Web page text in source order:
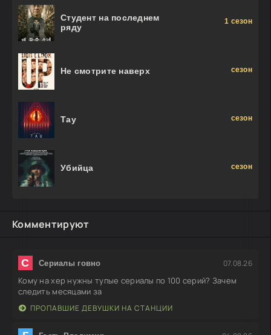
Студент на последнем
ряду
1 сезон
Не смотрите наверх сезон
Тау сезон
Убийца сезон
Комментируют
С Сериалы говно 07.08.26
Кому на хер нужны тупые сериалы по 100 серий? Зачем
следить месяцами за
ПРОПАВШИЕ ДЕВУШКИ НА СТАНЦИИ